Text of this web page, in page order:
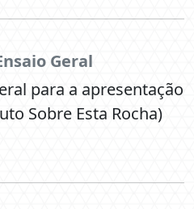
Geral
para a apresentação
Sobre Esta Rocha)